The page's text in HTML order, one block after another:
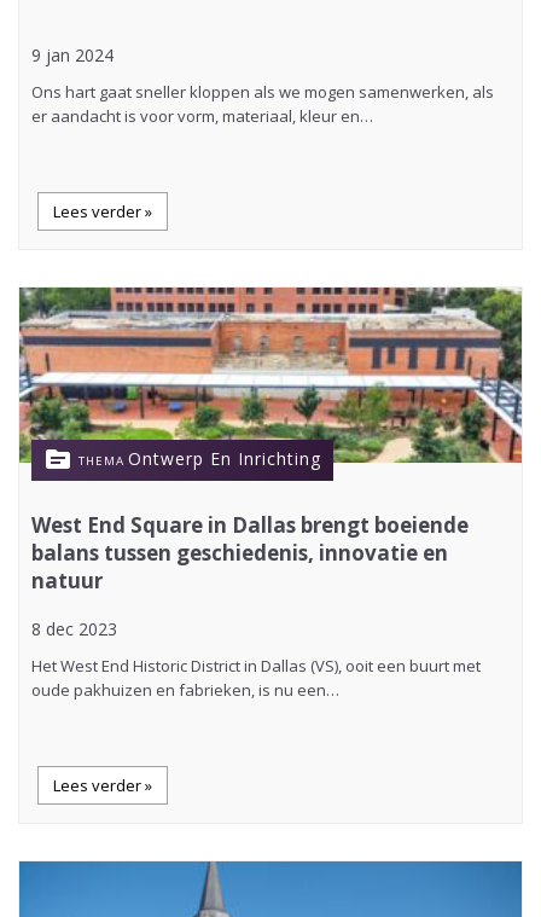
9 jan 2024
Ons hart gaat sneller kloppen als we mogen samenwerken, als
er aandacht is voor vorm, materiaal, kleur en…
Lees verder »
topic THEMA Ontwerp En Inrichting
West End Square in Dallas brengt boeiende
balans tussen geschiedenis, innovatie en
natuur
8 dec 2023
Het West End Historic District in Dallas (VS), ooit een buurt met
oude pakhuizen en fabrieken, is nu een…
Lees verder »